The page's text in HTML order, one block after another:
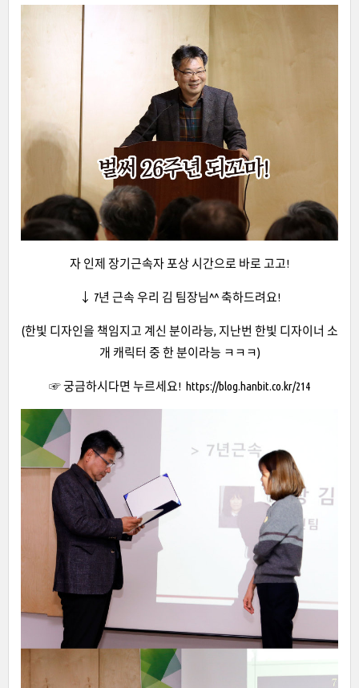
자 인제 장기근속자 포상 시간으로 바로 고고!
↓ 7년 근속 우리 김 팀장님^^ 축하드려요!
(한빛 디자인을 책임지고 계신 분이라능, 지난번 한빛 디자이너 소
개 캐릭터 중 한 분이라능 ㅋㅋㅋ)
☞ 궁금하시다면 누르세요! https://blog.hanbit.co.kr/214